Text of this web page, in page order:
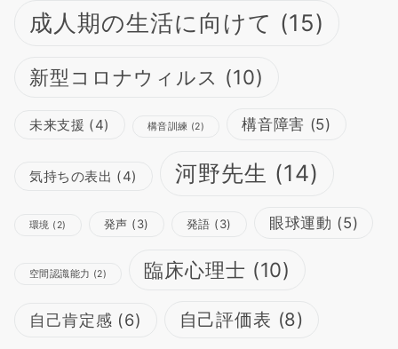
成人期の生活に向けて (15)
新型コロナウィルス (10)
未来支援 (4) 構音訓練 (2) 構音障害 (5)
気持ちの表出 (4) 河野先生 (14)
環境 (2) 発声 (3) 発語 (3) 眼球運動 (5)
空間認識能力 (2) 臨床心理士 (10)
自己肯定感 (6) 自己評価表 (8)